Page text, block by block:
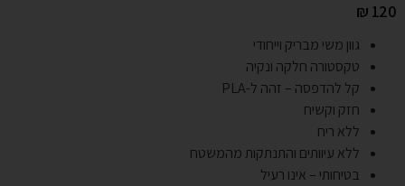
₪ 120
גוון משי מבריק וייחודי
טקסטורה חלקה ונקיה
קל להדפסה – זהה ל-PLA
חזק וקשיח
ללא ריח
ללא עיוותים והתנתקות מהמשטח
בטיחותי – אינו רעיל